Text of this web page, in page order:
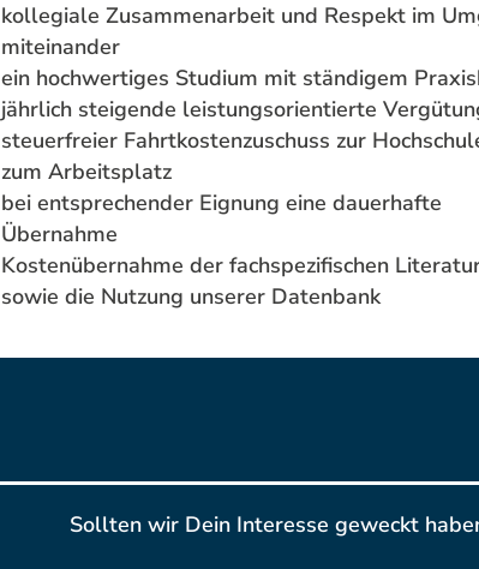
kollegiale Zusammenarbeit und Respekt im
miteinander
ein hochwertiges Studium mit ständigem
jährlich steigende leistungsorientierte
steuerfreier Fahrtkostenzuschuss zur
zum Arbeitsplatz
bei entsprechender Eignung eine dauerhafte
Übernahme
Kostenübernahme der fachspezifischen
sowie die Nutzung unserer Datenbank
Sollten wir Dein Interesse geweckt